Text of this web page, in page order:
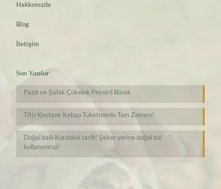
Hakkımızda
Blog
İletişim
Son Yazılar
Pazılı ve Şafak Çökelek Peynirli Börek
Titiz Kestane Kebap Tüketmenin Tam Zamanı!
Doğal ballı Kurabiye tarifi! Şeker yerine doğal bal
kullanıyoruz!